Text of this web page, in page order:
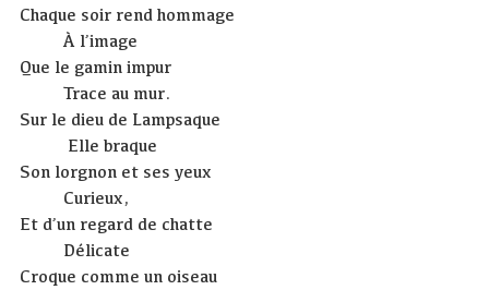
Chaque soir rend hommage
À l’image
Que le gamin impur
Trace au mur.
Sur le dieu de Lampsaque
Elle braque
Son lorgnon et ses yeux
Curieux,
Et d’un regard de chatte
Délicate
Croque comme un oiseau